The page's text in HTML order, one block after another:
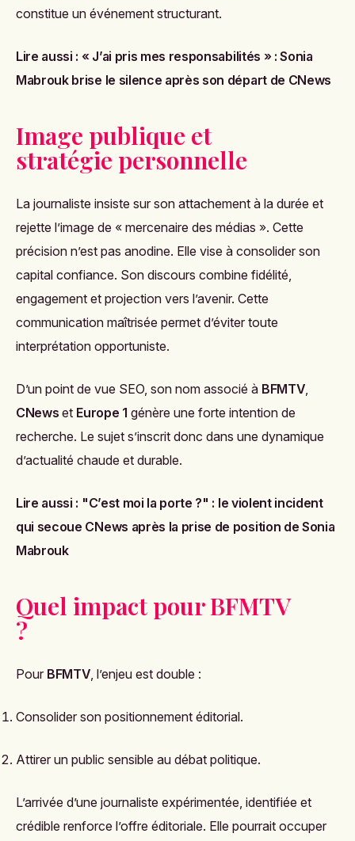
constitue un événement structurant.
Lire aussi : « J’ai pris mes responsabilités » : Sonia
Mabrouk brise le silence après son départ de CNews
Image publique et
stratégie personnelle
La journaliste insiste sur son attachement à la durée et
rejette l’image de « mercenaire des médias ». Cette
précision n’est pas anodine. Elle vise à consolider son
capital confiance. Son discours combine fidélité,
engagement et projection vers l’avenir. Cette
communication maîtrisée permet d’éviter toute
interprétation opportuniste.
D’un point de vue SEO, son nom associé à BFMTV,
CNews et Europe 1 génère une forte intention de
recherche. Le sujet s’inscrit donc dans une dynamique
d’actualité chaude et durable.
Lire aussi : "C’est moi la porte ?" : le violent incident
qui secoue CNews après la prise de position de Sonia
Mabrouk
Quel impact pour BFMTV
?
Pour BFMTV, l’enjeu est double :
Consolider son positionnement éditorial.
Attirer un public sensible au débat politique.
L’arrivée d’une journaliste expérimentée, identifiée et
crédible renforce l’offre éditoriale. Elle pourrait occuper